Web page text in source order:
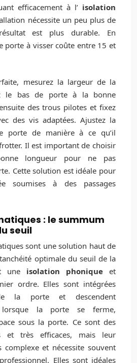
efficacement à l’ isolation
nécessite un peu plus de
est plus durable. En
porte à visser coûte entre 15 et
mesurez la largeur de la
le bas de porte à la bonne
des trous pilotes et fixez
des vis adaptées. Ajustez la
porte de manière à ce qu’il
Il est important de choisir
longueur pour ne pas
Cette solution est idéale pour
soumises à des passages
: le summum
seuil
sont une solution haut de
optimale du seuil de la
une isolation phonique et
ordre. Elles sont intégrées
la porte et descendent
lorsque la porte se ferme,
sous la porte. Ce sont des
et très efficaces, mais leur
et nécessite souvent
Elles sont idéales